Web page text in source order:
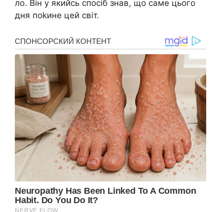
ло. Він у якийсь спосіб знав, що саме цього
дня поkине цей світ.